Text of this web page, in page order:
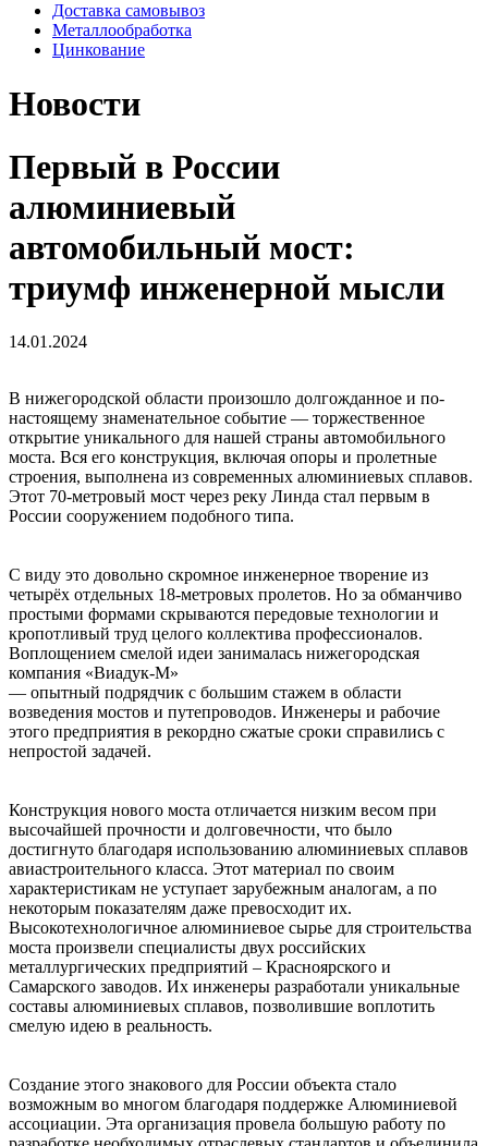
Доставка самовывоз
Металлообработка
Цинкование
Новости
Первый в России
алюминиевый
автомобильный мост:
триумф инженерной мысли
14.01.2024
В нижегородской области произошло долгожданное и по-
настоящему знаменательное событие — торжественное
открытие уникального для нашей страны автомобильного
моста. Вся его конструкция, включая опоры и пролетные
строения, выполнена из современных алюминиевых сплавов.
Этот 70-метровый мост через реку Линда стал первым в
России сооружением подобного типа.
С виду это довольно скромное инженерное творение из
четырёх отдельных 18-метровых пролетов. Но за обманчиво
простыми формами скрываются передовые технологии и
кропотливый труд целого коллектива профессионалов.
Воплощением смелой идеи занималась нижегородская
компания «Виадук-М»
— опытный подрядчик с большим стажем в области
возведения мостов и путепроводов. Инженеры и рабочие
этого предприятия в рекордно сжатые сроки справились с
непростой задачей.
Конструкция нового моста отличается низким весом при
высочайшей прочности и долговечности, что было
достигнуто благодаря использованию алюминиевых сплавов
авиастроительного класса. Этот материал по своим
характеристикам не уступает зарубежным аналогам, а по
некоторым показателям даже превосходит их.
Высокотехнологичное алюминиевое сырье для строительства
моста произвели специалисты двух российских
металлургических предприятий – Красноярского и
Самарского заводов. Их инженеры разработали уникальные
составы алюминиевых сплавов, позволившие воплотить
смелую идею в реальность.
Создание этого знакового для России объекта стало
возможным во многом благодаря поддержке Алюминиевой
ассоциации. Эта организация провела большую работу по